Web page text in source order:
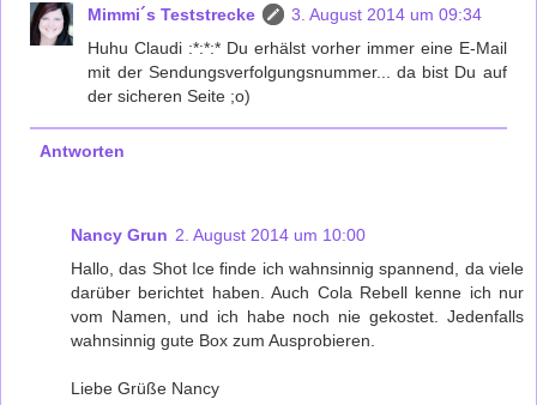
Mimmi´s Teststrecke
3. August 2014 um 09:34
Huhu Claudi :*:*:* Du erhälst vorher immer eine E-Mail
mit der Sendungsverfolgungsnummer... da bist Du auf
der sicheren Seite ;o)
Antworten
Nancy Grun 2. August 2014 um 10:00
Hallo, das Shot Ice finde ich wahnsinnig spannend, da viele
darüber berichtet haben. Auch Cola Rebell kenne ich nur
vom Namen, und ich habe noch nie gekostet. Jedenfalls
wahnsinnig gute Box zum Ausprobieren.
Liebe Grüße Nancy